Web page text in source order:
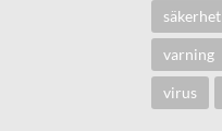
säkerhet
varning
virus